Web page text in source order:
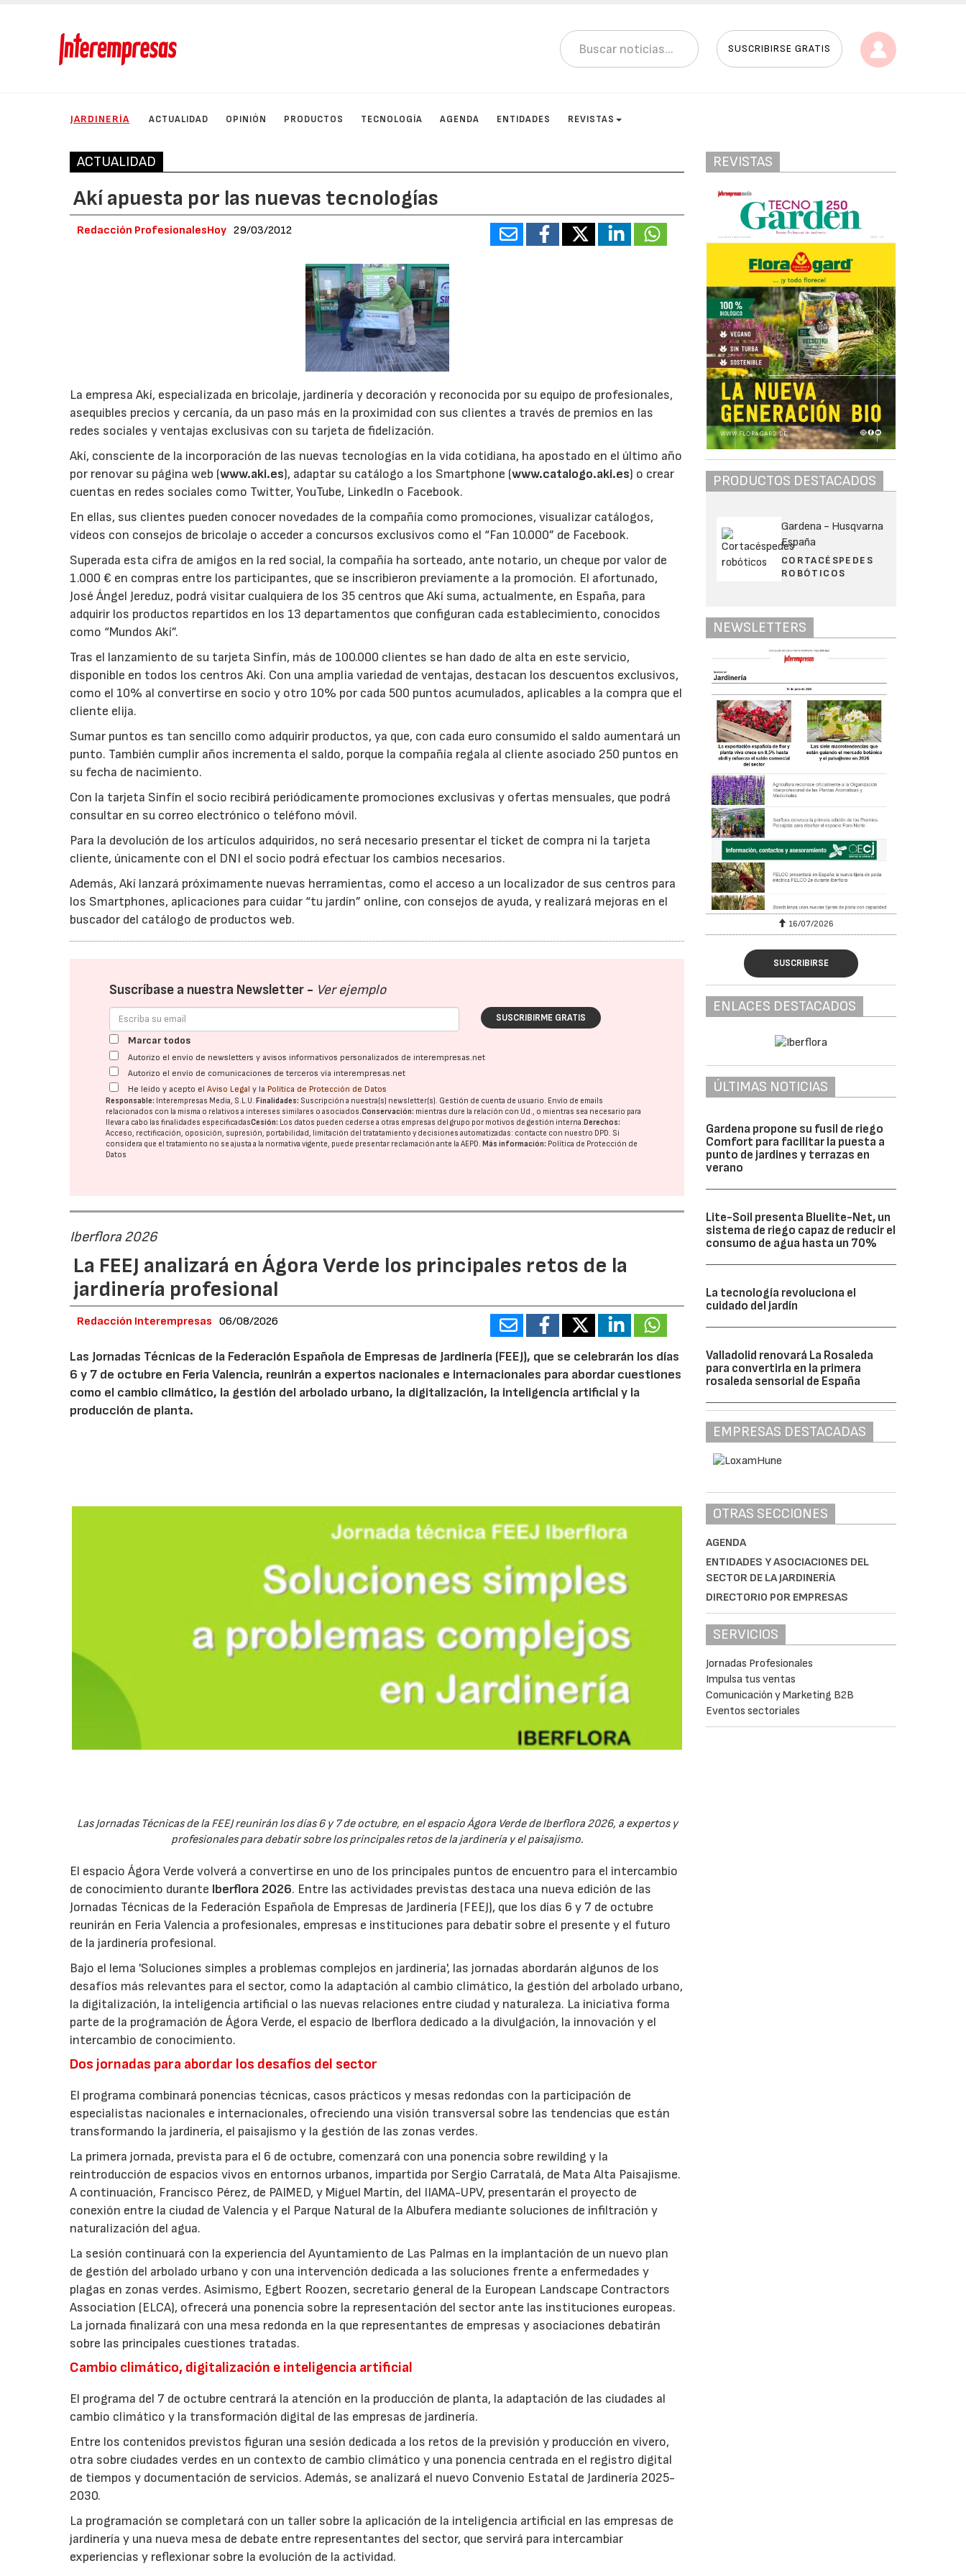
SUSCRIBIRSE GRATIS
JARDINERÍA ACTUALIDAD OPINIÓN PRODUCTOS TECNOLOGÍA AGENDA ENTIDADES REVISTAS
ACTUALIDAD
Akí apuesta por las nuevas tecnologías
Redacción ProfesionalesHoy 29/03/2012
La empresa Akí, especializada en bricolaje, jardinería y decoración y reconocida por su equipo de profesionales,
asequibles precios y cercanía, da un paso más en la proximidad con sus clientes a través de premios en las
redes sociales y ventajas exclusivas con su tarjeta de fidelización.
Akí, consciente de la incorporación de las nuevas tecnologías en la vida cotidiana, ha apostado en el último año
por renovar su página web (www.aki.es), adaptar su catálogo a los Smartphone (www.catalogo.aki.es) o crear
cuentas en redes sociales como Twitter, YouTube, LinkedIn o Facebook.
En ellas, sus clientes pueden conocer novedades de la compañía como promociones, visualizar catálogos,
vídeos con consejos de bricolaje o acceder a concursos exclusivos como el “Fan 10.000” de Facebook.
Superada esta cifra de amigos en la red social, la compañía ha sorteado, ante notario, un cheque por valor de
1.000 € en compras entre los participantes, que se inscribieron previamente a la promoción. El afortunado,
José Ángel Jereduz, podrá visitar cualquiera de los 35 centros que Akí suma, actualmente, en España, para
adquirir los productos repartidos en los 13 departamentos que configuran cada establecimiento, conocidos
como “Mundos Akí”.
Tras el lanzamiento de su tarjeta Sinfín, más de 100.000 clientes se han dado de alta en este servicio,
disponible en todos los centros Akí. Con una amplia variedad de ventajas, destacan los descuentos exclusivos,
como el 10% al convertirse en socio y otro 10% por cada 500 puntos acumulados, aplicables a la compra que el
cliente elija.
Sumar puntos es tan sencillo como adquirir productos, ya que, con cada euro consumido el saldo aumentará un
punto. También cumplir años incrementa el saldo, porque la compañía regala al cliente asociado 250 puntos en
su fecha de nacimiento.
Con la tarjeta Sinfín el socio recibirá periódicamente promociones exclusivas y ofertas mensuales, que podrá
consultar en su correo electrónico o teléfono móvil.
Para la devolución de los artículos adquiridos, no será necesario presentar el ticket de compra ni la tarjeta
cliente, únicamente con el DNI el socio podrá efectuar los cambios necesarios.
Además, Akí lanzará próximamente nuevas herramientas, como el acceso a un localizador de sus centros para
los Smartphones, aplicaciones para cuidar “tu jardín” online, con consejos de ayuda, y realizará mejoras en el
buscador del catálogo de productos web.
Suscríbase a nuestra Newsletter - Ver ejemplo
SUSCRIBIRME GRATIS
Marcar todos
Autorizo el envío de newsletters y avisos informativos personalizados de interempresas.net
Autorizo el envío de comunicaciones de terceros vía interempresas.net
He leído y acepto elAviso Legal y la Política de Protección de Datos
Responsable: Interempresas Media, S.L.U.Finalidades: Suscripción a nuestra(s) newsletter(s). Gestión de cuenta de usuario. Envío de emails
relacionados con la misma o relativos a intereses similares o asociados.Conservación: mientras dure la relación con Ud., o mientras sea necesario para
llevar a cabo las finalidades especificadasCesión: Los datos pueden cederse a otras empresas del grupo por motivos de gestión interna.Derechos:
Acceso, rectificación, oposición, supresión, portabilidad, limitación del tratatamiento y decisiones automatizadas: contacte con nuestro DPD. Si
considera que el tratamiento no se ajusta a la normativa vigente, puede presentar reclamación ante laAEPD.Más información: Política de Protección de
Datos
Iberflora 2026
La FEEJ analizará en Ágora Verde los principales retos de la
jardinería profesional
Redacción Interempresas 06/08/2026
Las Jornadas Técnicas de la Federación Española de Empresas de Jardinería (FEEJ), que se celebrarán los días
6 y 7 de octubre en Feria Valencia, reunirán a expertos nacionales e internacionales para abordar cuestiones
como el cambio climático, la gestión del arbolado urbano, la digitalización, la inteligencia artificial y la
producción de planta.
Las Jornadas Técnicas de la FEEJ reunirán los días 6 y 7 de octubre, en el espacio Ágora Verde de Iberflora 2026, a expertos y
profesionales para debatir sobre los principales retos de la jardinería y el paisajismo.
El espacio Ágora Verde volverá a convertirse en uno de los principales puntos de encuentro para el intercambio
de conocimiento durante Iberflora 2026. Entre las actividades previstas destaca una nueva edición de las
Jornadas Técnicas de la Federación Española de Empresas de Jardinería (FEEJ), que los días 6 y 7 de octubre
reunirán en Feria Valencia a profesionales, empresas e instituciones para debatir sobre el presente y el futuro
de la jardinería profesional.
Bajo el lema 'Soluciones simples a problemas complejos en jardinería', las jornadas abordarán algunos de los
desafíos más relevantes para el sector, como la adaptación al cambio climático, la gestión del arbolado urbano,
la digitalización, la inteligencia artificial o las nuevas relaciones entre ciudad y naturaleza. La iniciativa forma
parte de la programación de Ágora Verde, el espacio de Iberflora dedicado a la divulgación, la innovación y el
intercambio de conocimiento.
Dos jornadas para abordar los desafíos del sector
El programa combinará ponencias técnicas, casos prácticos y mesas redondas con la participación de
especialistas nacionales e internacionales, ofreciendo una visión transversal sobre las tendencias que están
transformando la jardinería, el paisajismo y la gestión de las zonas verdes.
La primera jornada, prevista para el 6 de octubre, comenzará con una ponencia sobre rewilding y la
reintroducción de espacios vivos en entornos urbanos, impartida por Sergio Carratalá, de Mata Alta Paisajisme.
A continuación, Francisco Pérez, de PAIMED, y Miguel Martín, del IIAMA-UPV, presentarán el proyecto de
conexión entre la ciudad de Valencia y el Parque Natural de la Albufera mediante soluciones de infiltración y
naturalización del agua.
La sesión continuará con la experiencia del Ayuntamiento de Las Palmas en la implantación de un nuevo plan
de gestión del arbolado urbano y con una intervención dedicada a las soluciones frente a enfermedades y
plagas en zonas verdes. Asimismo, Egbert Roozen, secretario general de la European Landscape Contractors
Association (ELCA), ofrecerá una ponencia sobre la representación del sector ante las instituciones europeas.
La jornada finalizará con una mesa redonda en la que representantes de empresas y asociaciones debatirán
sobre las principales cuestiones tratadas.
Cambio climático, digitalización e inteligencia artificial
El programa del 7 de octubre centrará la atención en la producción de planta, la adaptación de las ciudades al
cambio climático y la transformación digital de las empresas de jardinería.
Entre los contenidos previstos figuran una sesión dedicada a los retos de la previsión y producción en vivero,
otra sobre ciudades verdes en un contexto de cambio climático y una ponencia centrada en el registro digital
de tiempos y documentación de servicios. Además, se analizará el nuevo Convenio Estatal de Jardinería 2025-
2030.
La programación se completará con un taller sobre la aplicación de la inteligencia artificial en las empresas de
jardinería y una nueva mesa de debate entre representantes del sector, que servirá para intercambiar
experiencias y reflexionar sobre la evolución de la actividad.
REVISTAS
PRODUCTOS DESTACADOS
Gardena - Husqvarna
España
CORTACÉSPEDES
ROBÓTICOS
NEWSLETTERS
16/07/2026
SUSCRIBIRSE
ENLACES DESTACADOS
ÚLTIMAS NOTICIAS
Gardena propone su fusil de riego
Comfort para facilitar la puesta a
punto de jardines y terrazas en
verano
Lite-Soil presenta Bluelite-Net, un
sistema de riego capaz de reducir el
consumo de agua hasta un 70%
La tecnología revoluciona el
cuidado del jardín
Valladolid renovará La Rosaleda
para convertirla en la primera
rosaleda sensorial de España
EMPRESAS DESTACADAS
OTRAS SECCIONES
AGENDA
ENTIDADES Y ASOCIACIONES DEL
SECTOR DE LA JARDINERÍA
DIRECTORIO POR EMPRESAS
SERVICIOS
Jornadas Profesionales
Impulsa tus ventas
Comunicación y Marketing B2B
Eventos sectoriales